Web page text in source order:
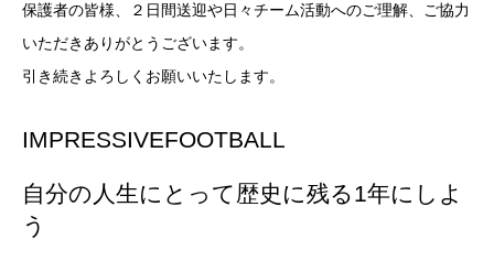
保護者の皆様、２日間送迎や日々チーム活動へのご理解、ご協力
いただきありがとうございます。
引き続きよろしくお願いいたします。
IMPRESSIVEFOOTBALL
自分の人生にとって歴史に残る1年にしよ
う